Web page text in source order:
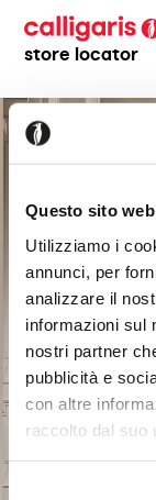
Questo sito
Utilizziamo i
annunci, per
analizzare il
informazioni sul
nostri partner
pubblicità e
con altre
raccolto dal suo
Selezione
store locator